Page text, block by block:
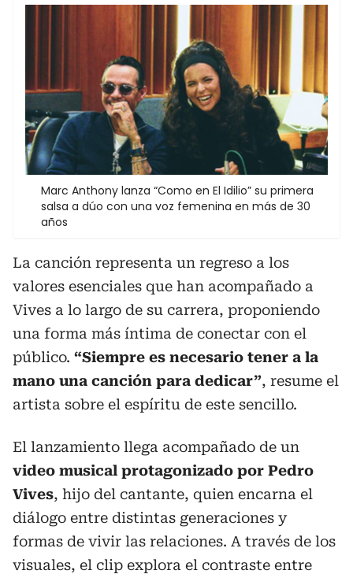
Marc Anthony lanza “Como en El Idilio” su primera
salsa a dúo con una voz femenina en más de 30
años
La canción representa un regreso a los
valores esenciales que han acompañado a
Vives a lo largo de su carrera, proponiendo
una forma más íntima de conectar con el
público. “Siempre es necesario tener a la
mano una canción para dedicar”, resume el
artista sobre el espíritu de este sencillo.
El lanzamiento llega acompañado de un
video musical protagonizado por Pedro
Vives, hijo del cantante, quien encarna el
diálogo entre distintas generaciones y
formas de vivir las relaciones. A través de los
visuales, el clip explora el contraste entre